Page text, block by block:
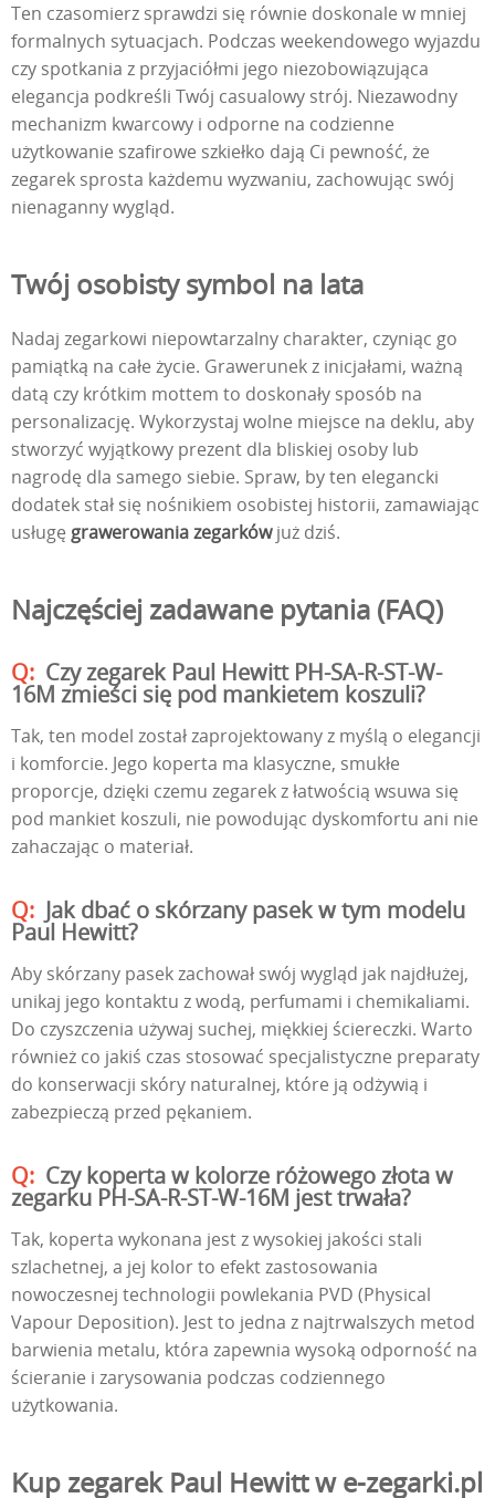
Ten czasomierz sprawdzi się równie doskonale w mniej
formalnych sytuacjach. Podczas weekendowego wyjazdu
czy spotkania z przyjaciółmi jego niezobowiązująca
elegancja podkreśli Twój casualowy strój. Niezawodny
mechanizm kwarcowy i odporne na codzienne
użytkowanie szafirowe szkiełko dają Ci pewność, że
zegarek sprosta każdemu wyzwaniu, zachowując swój
nienaganny wygląd.
Twój osobisty symbol na lata
Nadaj zegarkowi niepowtarzalny charakter, czyniąc go
pamiątką na całe życie. Grawerunek z inicjałami, ważną
datą czy krótkim mottem to doskonały sposób na
personalizację. Wykorzystaj wolne miejsce na deklu, aby
stworzyć wyjątkowy prezent dla bliskiej osoby lub
nagrodę dla samego siebie. Spraw, by ten elegancki
dodatek stał się nośnikiem osobistej historii, zamawiając
usługę grawerowania zegarkówjuż dziś.
Najczęściej zadawane pytania (FAQ)
Czy zegarek Paul Hewitt PH-SA-R-ST-W-
16M zmieści się pod mankietem koszuli?
Tak, ten model został zaprojektowany z myślą o elegancji
i komforcie. Jego koperta ma klasyczne, smukłe
proporcje, dzięki czemu zegarek z łatwością wsuwa się
pod mankiet koszuli, nie powodując dyskomfortu ani nie
zahaczając o materiał.
Jak dbać o skórzany pasek w tym modelu
Paul Hewitt?
Aby skórzany pasek zachował swój wygląd jak najdłużej,
unikaj jego kontaktu z wodą, perfumami i chemikaliami.
Do czyszczenia używaj suchej, miękkiej ściereczki. Warto
również co jakiś czas stosować specjalistyczne preparaty
do konserwacji skóry naturalnej, które ją odżywią i
zabezpieczą przed pękaniem.
Czy koperta w kolorze różowego złota w
zegarku PH-SA-R-ST-W-16M jest trwała?
Tak, koperta wykonana jest z wysokiej jakości stali
szlachetnej, a jej kolor to efekt zastosowania
nowoczesnej technologii powlekania PVD (Physical
Vapour Deposition). Jest to jedna z najtrwalszych metod
barwienia metalu, która zapewnia wysoką odporność na
ścieranie i zarysowania podczas codziennego
użytkowania.
Kup zegarek Paul Hewitt w e-zegarki.pl